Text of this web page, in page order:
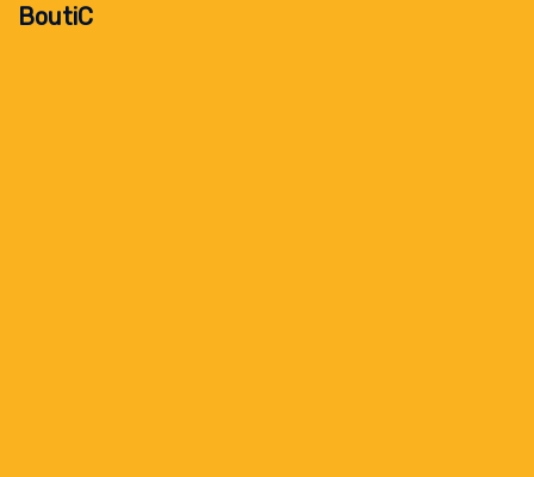
BoutiC